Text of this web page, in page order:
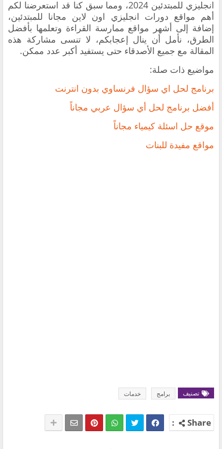
انجليزي للمبتدئين 2024، ومما سبق كنا قد استعرضنا لكم
أهم مواقع دورات انجليزي اون لاين مجانا للمبتدئين،
إضافة إلى أشهر مواقع ممارسة القراءة وتعلمها بأفضل
الطرق، نأمل أن ينال إعجابكم، لا تنسى مشاركة هذه
المقالة مع جميع الأصدقاء حتى يستفيد أكبر عدد ممكن.
مواضيع ذات صلة:
برنامج لحل اي سؤال فرنساوي بدون انترنت
أفضل برنامج لحل أي سؤال عربي مجاناً
موقع حل اسئلة كيمياء مجاناً
مواقع مفيدة للبنات
تصنيف برامج خدمات